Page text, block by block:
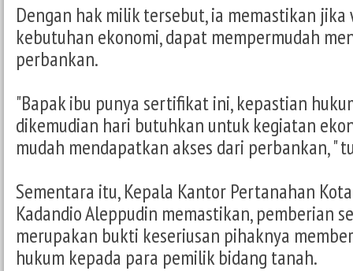
Dengan hak milik tersebut, ia memastikan jika
kebutuhan ekonomi, dapat mempermudah
perbankan.
"Bapak ibu punya sertifikat ini, kepastian
dikemudian hari butuhkan untuk kegiatan
mudah mendapatkan akses dari perbankan, "
Sementara itu, Kepala Kantor Pertanahan
Kadandio Aleppudin memastikan, pemberian
merupakan bukti keseriusan pihaknya
hukum kepada para pemilik bidang tanah.